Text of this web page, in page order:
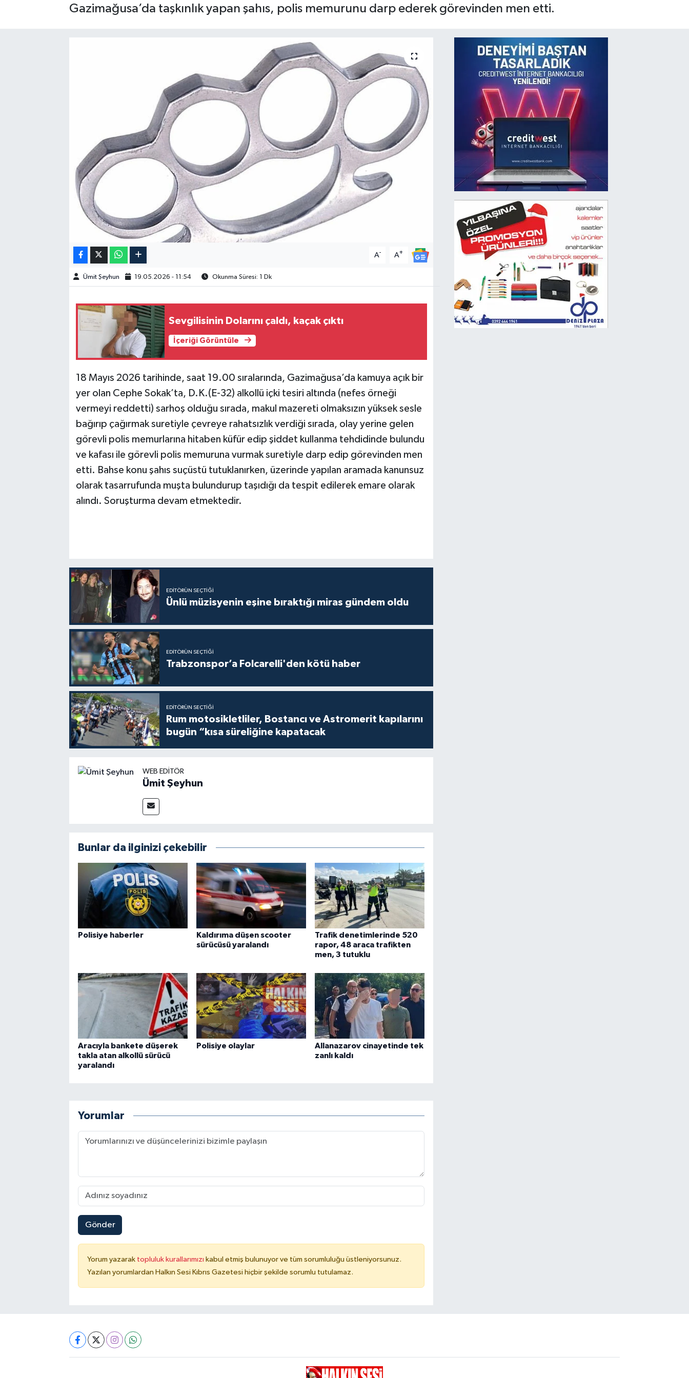
Gazimağusa’da taşkınlık yapan şahıs, polis memurunu darp ederek görevinden men etti.
A- A+
Ümit Şeyhun 19.05.2026 - 11:54 Okunma Süresi: 1 Dk
Sevgilisinin Dolarını çaldı, kaçak çıktı
İçeriği Görüntüle
18 Mayıs 2026 tarihinde, saat 19.00 sıralarında, Gazimağusa’da kamuya açık bir
yer olan Cephe Sokak’ta, D.K.(E-32) alkollü içki tesiri altında (nefes örneği
vermeyi reddetti) sarhoş olduğu sırada, makul mazereti olmaksızın yüksek sesle
bağırıp çağırmak suretiyle çevreye rahatsızlık verdiği sırada, olay yerine gelen
görevli polis memurlarına hitaben küfür edip şiddet kullanma tehdidinde bulundu
ve kafası ile görevli polis memuruna vurmak suretiyle darp edip görevinden men
etti. Bahse konu şahıs suçüstü tutuklanırken, üzerinde yapılan aramada kanunsuz
olarak tasarrufunda muşta bulundurup taşıdığı da tespit edilerek emare olarak
alındı. Soruşturma devam etmektedir.
EDITÖRÜN SEÇTIĞI
Ünlü müzisyenin eşine bıraktığı miras gündem oldu
EDITÖRÜN SEÇTIĞI
Trabzonspor’a Folcarelli'den kötü haber
EDITÖRÜN SEÇTIĞI
Rum motosikletliler, Bostancı ve Astromerit kapılarını
bugün “kısa süreliğine kapatacak
WEB EDITÖR
Ümit Şeyhun
Bunlar da ilginizi çekebilir
Polisiye haberler
Kaldırıma düşen scooter
sürücüsü yaralandı
Trafik denetimlerinde 520
rapor, 48 araca trafikten
men, 3 tutuklu
Aracıyla bankete düşerek
takla atan alkollü sürücü
yaralandı
Polisiye olaylar
Allanazarov cinayetinde tek
zanlı kaldı
Yorumlar
Gönder
Yorum yazarak topluluk kurallarımızı kabul etmiş bulunuyor ve tüm sorumluluğu üstleniyorsunuz.
Yazılan yorumlardan Halkın Sesi Kıbrıs Gazetesi hiçbir şekilde sorumlu tutulamaz.